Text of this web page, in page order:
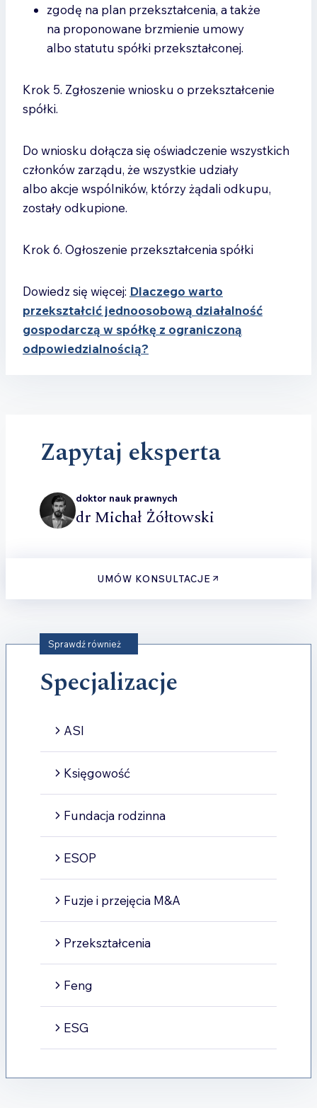
zgodę na plan przekształcenia, a także
na proponowane brzmienie umowy
albo statutu spółki przekształconej.
Krok 5. Zgłoszenie wniosku o przekształcenie
spółki.
Do wniosku dołącza się oświadczenie wszystkich
członków zarządu, że wszystkie udziały
albo akcje wspólników, którzy żądali odkupu,
zostały odkupione.
Krok 6. Ogłoszenie przekształcenia spółki
Dowiedz się więcej: Dlaczego warto
przekształcić jednoosobową działalność
gospodarczą w spółkę z ograniczoną
odpowiedzialnością?
Zapytaj eksperta
doktor nauk prawnych
dr Michał Żółtowski
UMÓW KONSULTACJE
Sprawdź również
Specjalizacje
ASI
Księgowość
Fundacja rodzinna
ESOP
Fuzje i przejęcia M&A
Przekształcenia
Feng
ESG